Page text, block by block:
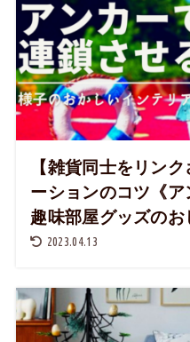
【雑貨同士をリン
ーションのコツ《
趣味部屋グッズの
2023.04.13